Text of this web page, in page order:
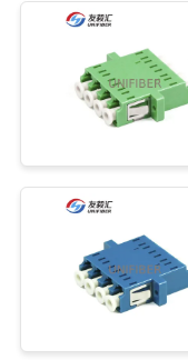
PRIVACY
POLICY
แผงแ
ปติก
กล่อง